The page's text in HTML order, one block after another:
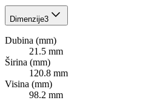
Dimenzije3
Dubina (mm)
21.5 mm
Širina (mm)
120.8 mm
Visina (mm)
98.2 mm